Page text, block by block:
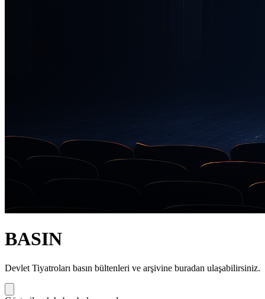
BASIN
Devlet Tiyatroları basın bültenleri ve arşivine buradan ulaşabilirsiniz.